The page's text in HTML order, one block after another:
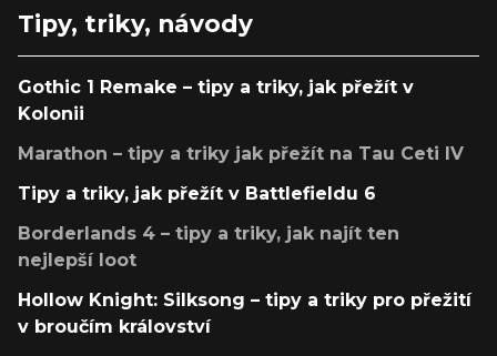
Tipy, triky, návody
Gothic 1 Remake – tipy a triky, jak přežít v
Kolonii
Marathon – tipy a triky jak přežít na Tau Ceti IV
Tipy a triky, jak přežít v Battlefieldu 6
Borderlands 4 – tipy a triky, jak najít ten
nejlepší loot
Hollow Knight: Silksong – tipy a triky pro přežití
v broučím království